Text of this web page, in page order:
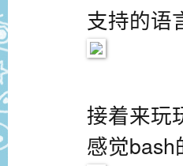
支持的语
接着来玩
感觉bash